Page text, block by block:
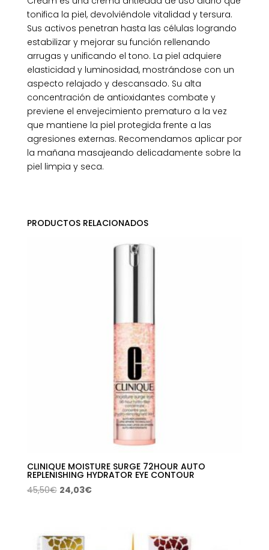
tonifica la piel, devolviéndole vitalidad y tersura.
Sus activos penetran hasta las células logrando
estabilizar y mejorar su función rellenando
arrugas y unificando el tono. La piel adquiere
elasticidad y luminosidad, mostrándose con un
aspecto relajado y descansado. Su alta
concentración de antioxidantes combate y
previene el envejecimiento prematuro a la vez
que mantiene la piel protegida frente a las
agresiones externas. Recomendamos aplicar por
la mañana masajeando delicadamente sobre la
piel limpia y seca.
PRODUCTOS RELACIONADOS
CLINIQUE MOISTURE SURGE 72HOUR AUTO
REPLENISHING HYDRATOR EYE CONTOUR
45,50€ El
45,50€.
24,03€El